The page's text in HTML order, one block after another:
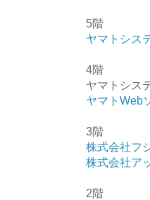
5階
ヤマトシス
4階
ヤマトシス
ヤマトWeb
3階
株式会社フ
株式会社ア
2階